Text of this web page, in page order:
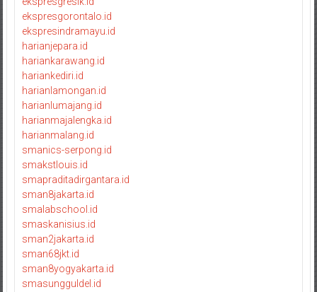
ekspresgorontalo.id
ekspresindramayu.id
harianjepara.id
hariankarawang.id
hariankediri.id
harianlamongan.id
harianlumajang.id
harianmajalengka.id
harianmalang.id
smanics-serpong.id
smakstlouis.id
smapraditadirgantara.id
sman8jakarta.id
smalabschool.id
smaskanisius.id
sman2jakarta.id
sman68jkt.id
sman8yogyakarta.id
smasungguldel.id